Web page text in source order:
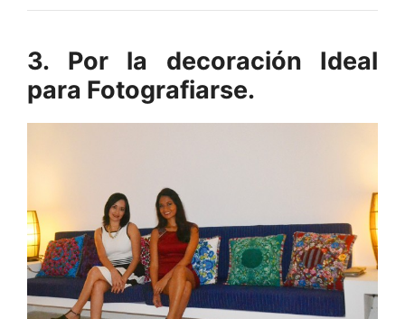
3. Por la decoración Ideal
para Fotografiarse.